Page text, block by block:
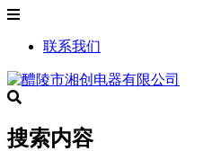
联系我们
搜索内容